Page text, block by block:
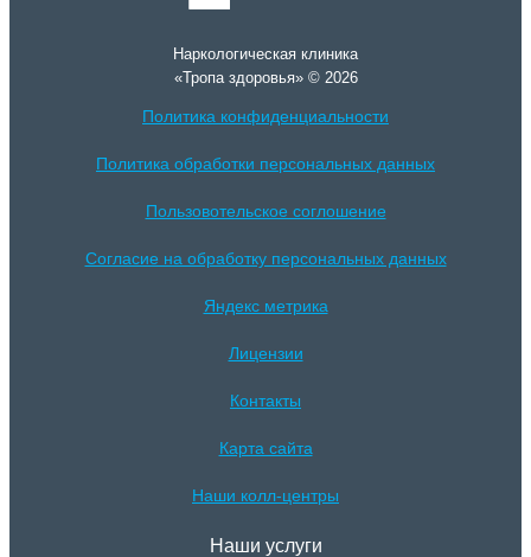
Наркологическая клиника
«Тропа здоровья» © 2026
Политика конфиденциальности
Политика обработки персональных данных
Пользовотельское соглошение
Согласие на обработку персональных данных
Яндекс метрика
Лицензии
Контакты
Карта сайта
Наши колл-центры
Наши услуги